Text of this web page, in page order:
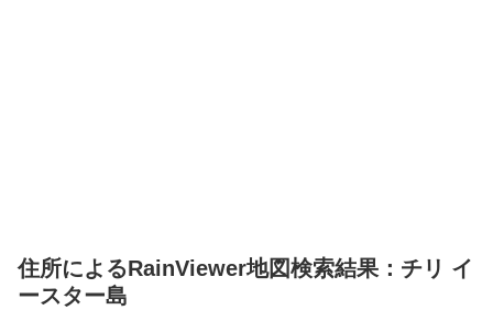
住所によるRainViewer地図検索結果：チリ イ
ースター島